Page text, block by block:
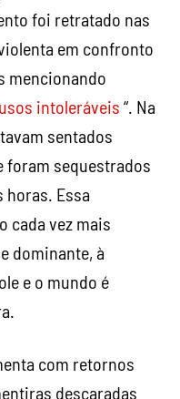
sentados
foram sequestrados
horas. Essa
cada vez mais
dominante, à
e o mundo é
com retornos
descaradas
o porta-voz